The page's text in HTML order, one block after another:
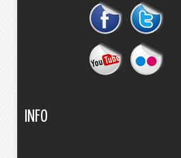
INFO